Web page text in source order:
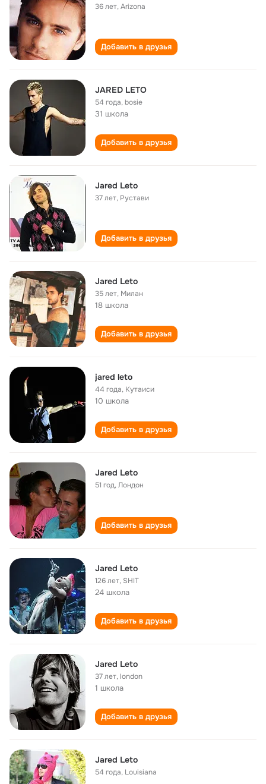
36 лет,Arizona
Добавить в друзья
JARED LETO
54 года,bosie
31 школа
Добавить в друзья
Jared Leto
37 лет, Рустави
Добавить в друзья
Jared Leto
35 лет, Милан
18 школа
Добавить в друзья
jared leto
44 года, Кутаиси
10 школа
Добавить в друзья
Jared Leto
51 год,Лондон
Добавить в друзья
Jared Leto
126 лет, SHIT
24 школа
Добавить в друзья
Jared Leto
37 лет,london
1 школа
Добавить в друзья
Jared Leto
54 года, Louisiana